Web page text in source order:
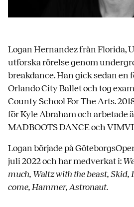
Logan Hernandez från Florida,
utforska rörelse genom
breakdance. Han gick sedan
Orlando City Ballet och tog
County School For The Arts.
för Kyle Abraham och arbetade
MADBOOTS DANCE och
Logan började på
juli 2022 och har medverkat i:
much, Waltz with the beast, Skid,
come, Hammer, Astronaut.